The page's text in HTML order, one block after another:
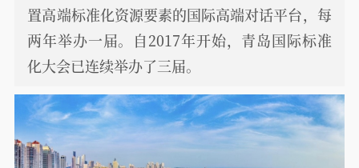
置高端标准化资源要素的国际高端对话平台，每
两年举办一届。自2017年开始，青岛国际标准
化大会已连续举办了三届。